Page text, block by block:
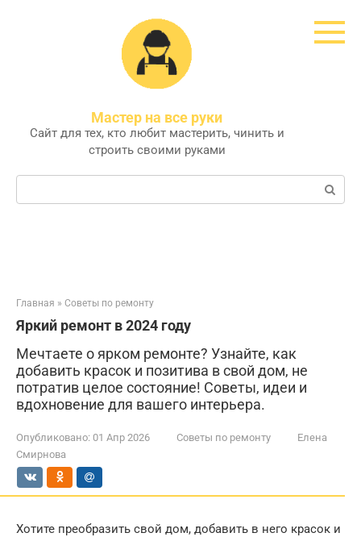
Мастер на все руки
Сайт для тех, кто любит мастерить, чинить и
строить своими руками
Поиск:
Главная » Советы по ремонту
Яркий ремонт в 2024 году
Мечтаете о ярком ремонте? Узнайте, как
добавить красок и позитива в свой дом, не
потратив целое состояние! Советы, идеи и
вдохновение для вашего интерьера.
Опубликовано: 01 Апр 2026 Советы по ремонту
Елена
Смирнова
Хотите преобразить свой дом, добавить в него красок и